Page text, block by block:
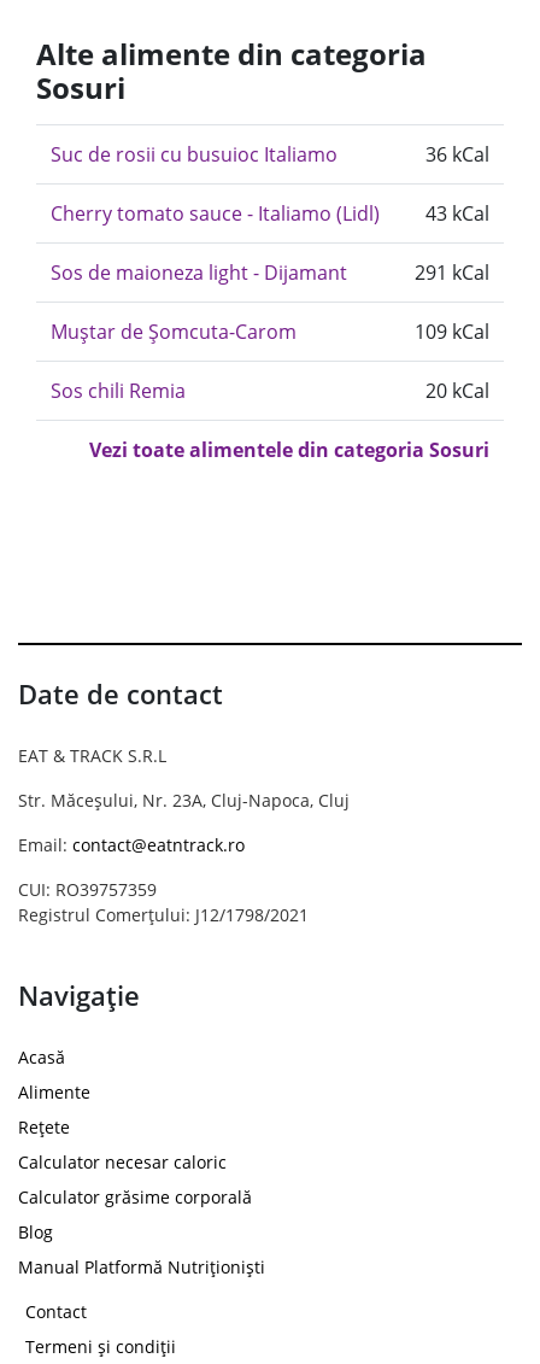
Alte alimente din categoria
Sosuri
Suc de rosii cu busuioc Italiamo 36 kCal
Cherry tomato sauce - Italiamo (Lidl) 43 kCal
Sos de maioneza light - Dijamant 291 kCal
Muștar de Șomcuta-Carom 109 kCal
Sos chili Remia 20 kCal
Vezi toate alimentele din categoria Sosuri
Date de contact
EAT & TRACK S.R.L
Str. Măceșului, Nr. 23A, Cluj-Napoca, Cluj
Email: contact@eatntrack.ro
CUI: RO39757359
Registrul Comerțului: J12/1798/2021
Navigație
Acasă
Alimente
Rețete
Calculator necesar caloric
Calculator grăsime corporală
Blog
Manual Platformă Nutriționiști
Contact
Termeni și condiții